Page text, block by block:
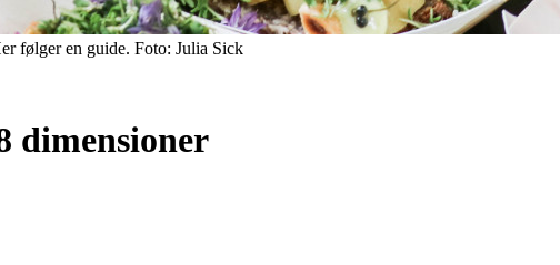
følger en guide. Foto: Julia Sick
dimensioner